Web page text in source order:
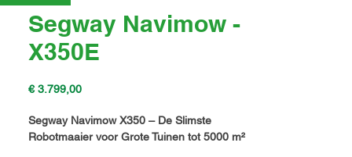
Segway Navimow -
X350E
€ 3.799,00Prijs
Segway Navimow X350 – De Slimste
Robotmaaier voor Grote Tuinen tot 5000 m²